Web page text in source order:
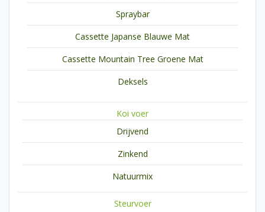
Spraybar
Cassette Japanse Blauwe Mat
Cassette Mountain Tree Groene Mat
Deksels
Koi voer
Drijvend
Zinkend
Natuurmix
Steurvoer